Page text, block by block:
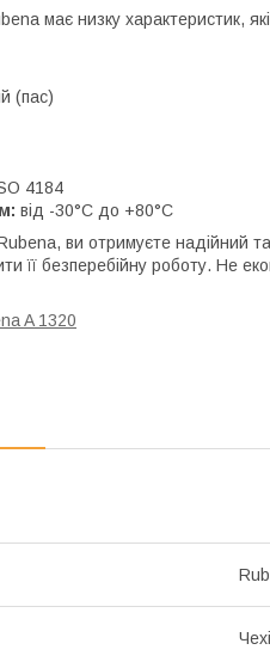
має низку характеристик,
(пас)
4184
від -30°C до +80°C
ви отримуєте надійний
її безперебійну роботу. Не
A 1320